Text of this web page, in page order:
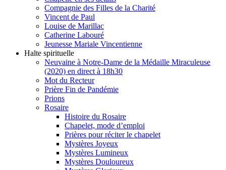
Compagnie des Filles de la Charité
Vincent de Paul
Louise de Marillac
Catherine Labouré
Jeunesse Mariale Vincentienne
Halte spirituelle
Neuvaine à Notre-Dame de la Médaille Miraculeuse
(2020) en direct à 18h30
Mot du Recteur
Prière Fin de Pandémie
Prions
Rosaire
Histoire du Rosaire
Chapelet, mode d’emploi
Prières pour réciter le chapelet
Mystères Joyeux
Mystères Lumineux
Mystères Douloureux